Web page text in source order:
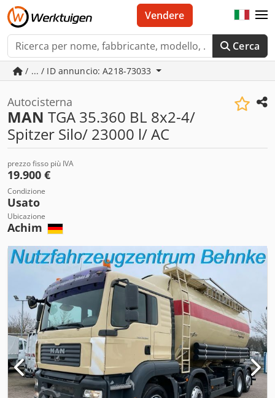
Cerca
Vendere
/ ... / ID annuncio: A218-73033
Autocisterna
MAN TGA 35.360 BL 8x2-4/
Spitzer Silo/ 23000 l/ AC
prezzo fisso più IVA
19.900 €
Condizione
Usato
Ubicazione
Achim